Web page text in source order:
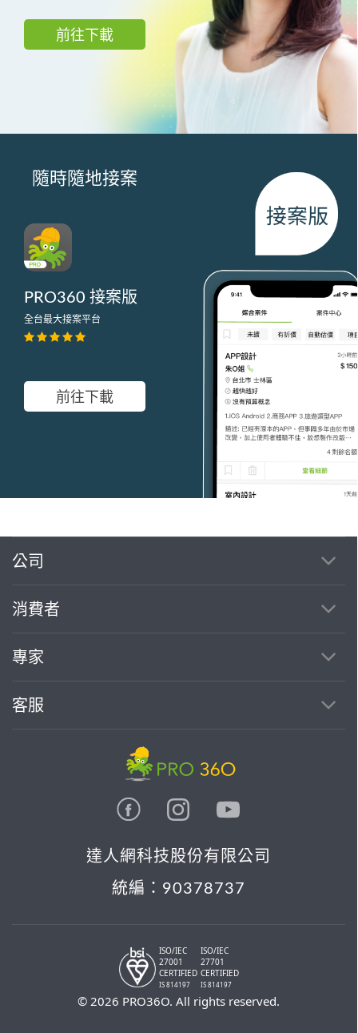
前往下載
隨時隨地接案
PRO360 接案版
全台最大接案平台
前往下載
公司
消費者
專家
客服
達人網科技股份有限公司
統編：90378737
ISO/IEC
27001
CERTIFIED
IS 814197
ISO/IEC
27701
CERTIFIED
IS 814197
© 2026 PRO36O. All rights reserved.
繼續完成